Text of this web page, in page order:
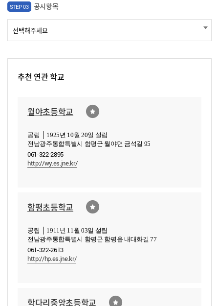
STEP 03 공시항목
추천 연관 학교
월야초등학교
공립 │ 1925년 10월 20일 설립
전남광주통합특별시 함평군 월야면 금석길 95
061-322-2895
http://wy.es.jne.kr/
함평초등학교
공립 │ 1911년 11월 03일 설립
전남광주통합특별시 함평군 함평읍 내대화길 77
061-322-2613
http://hp.es.jne.kr/
학다리중앙초등학교